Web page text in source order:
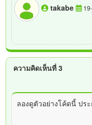
takabe
ความคิดเห็นที่ 3
ลองดูตัวอย่างโค้ดนี้ ปร